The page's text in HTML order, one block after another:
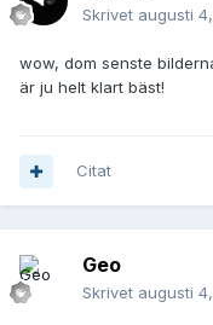
Skrivet augusti
wow, dom senste
är ju helt klart bäst!
Citat
Geo
Skrivet augusti